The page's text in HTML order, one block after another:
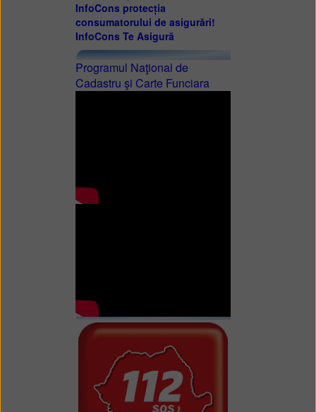
InfoCons protecția
consumatorului de asigurări!
InfoCons Te Asigură
Programul Naţional de
Cadastru şi Carte Funciara